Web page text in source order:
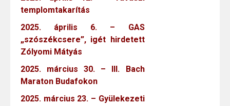
templomtakarítás
2025. április 6. – GAS
„szószékcsere”, igét hirdetett
Zólyomi Mátyás
2025. március 30. – III. Bach
Maraton Budafokon
2025. március 23. – Gyülekezeti